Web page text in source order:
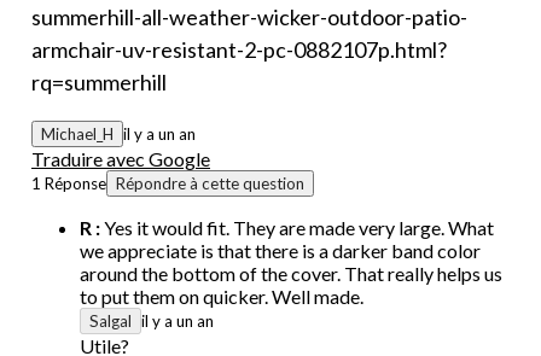
summerhill-all-weather-wicker-outdoor-patio-
armchair-uv-resistant-2-pc-0882107p.html?
rq=summerhill
Michael_H il y a un an
Traduire avec Google
1 Réponse Répondre à cette question
R :Yes it would fit. They are made very large. What
we appreciate is that there is a darker band color
around the bottom of the cover. That really helps us
to put them on quicker. Well made.
Salgal il y a un an
Utile?